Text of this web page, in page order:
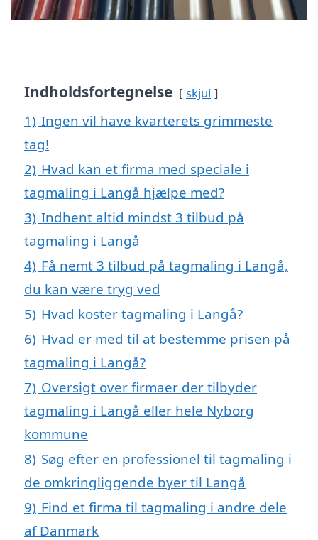
Indholdsfortegnelse skjul
1) Ingen vil have kvarterets grimmeste
tag!
2) Hvad kan et firma med speciale i
tagmaling i Langå hjælpe med?
3) Indhent altid mindst 3 tilbud på
tagmaling i Langå
4) Få nemt 3 tilbud på tagmaling i Langå,
du kan være tryg ved
5) Hvad koster tagmaling i Langå?
6) Hvad er med til at bestemme prisen på
tagmaling i Langå?
7) Oversigt over firmaer der tilbyder
tagmaling i Langå eller hele Nyborg
kommune
8) Søg efter en professionel til tagmaling i
de omkringliggende byer til Langå
9) Find et firma til tagmaling i andre dele
af Danmark